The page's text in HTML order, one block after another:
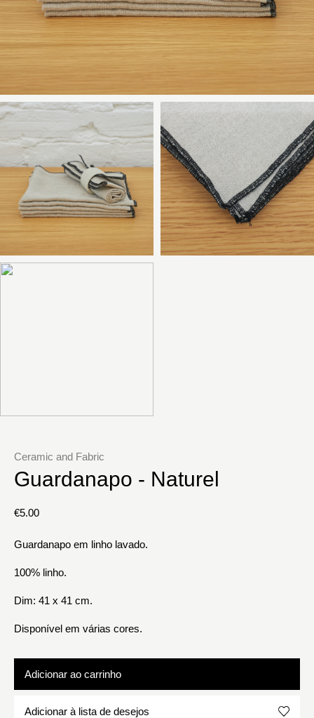
Ceramic and Fabric
Guardanapo - Naturel
€5.00
Guardanapo em linho lavado.
100% linho.
Dim: 41 x 41 cm.
Disponível em várias cores.
Adicionar ao carrinho
Adicionar à lista de desejos